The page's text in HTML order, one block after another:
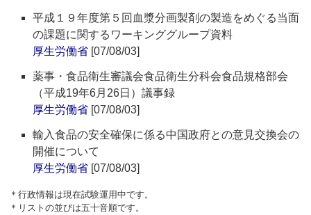
平成１９年度第５回血漿分画製剤の製造をめぐる当面
の課題に関するワーキンググループ資料
厚生労働省 [07/08/03]
薬事・食品衛生審議会食品衛生分科会食品規格部会
（平成19年6月26日）議事録
厚生労働省 [07/08/03]
輸入食品の安全確保に係る中国政府との意見交換会の
開催について
厚生労働省 [07/08/03]
＊行政情報は現在試験運用中です。
＊リストの並びは五十音順です。